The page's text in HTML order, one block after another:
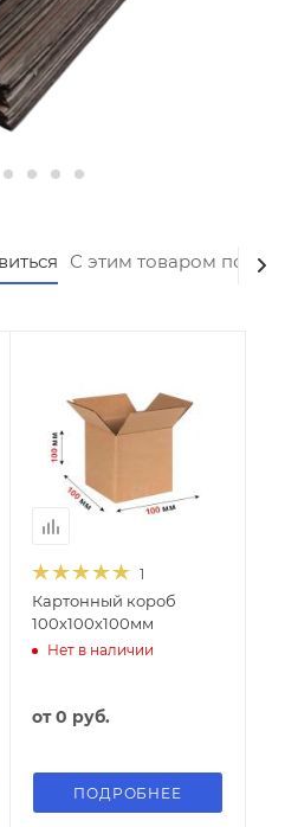
С этим товаром
1
Картонный короб
100х100х100мм
Нет в наличии
от0 руб.
ПОДРОБНЕЕ